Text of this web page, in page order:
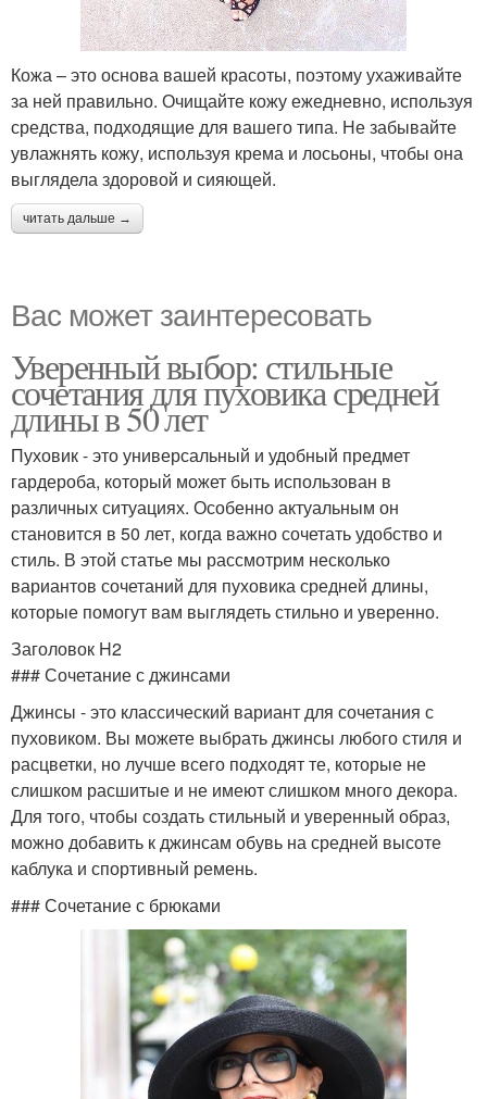
Кожа – это основа вашей красоты, поэтому ухаживайте
за ней правильно. Очищайте кожу ежедневно, используя
средства, подходящие для вашего типа. Не забывайте
увлажнять кожу, используя крема и лосьоны, чтобы она
выглядела здоровой и сияющей.
читать дальше →
Вас может заинтересовать
Уверенный выбор: стильные
сочетания для пуховика средней
длины в 50 лет
Пуховик - это универсальный и удобный предмет
гардероба, который может быть использован в
различных ситуациях. Особенно актуальным он
становится в 50 лет, когда важно сочетать удобство и
стиль. В этой статье мы рассмотрим несколько
вариантов сочетаний для пуховика средней длины,
которые помогут вам выглядеть стильно и уверенно.
Заголовок H2
### Сочетание с джинсами
Джинсы - это классический вариант для сочетания с
пуховиком. Вы можете выбрать джинсы любого стиля и
расцветки, но лучше всего подходят те, которые не
слишком расшитые и не имеют слишком много декора.
Для того, чтобы создать стильный и уверенный образ,
можно добавить к джинсам обувь на средней высоте
каблука и спортивный ремень.
### Сочетание с брюками